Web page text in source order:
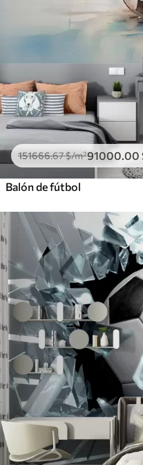
151666.67$/m²91000 .00
Balón de fútbol